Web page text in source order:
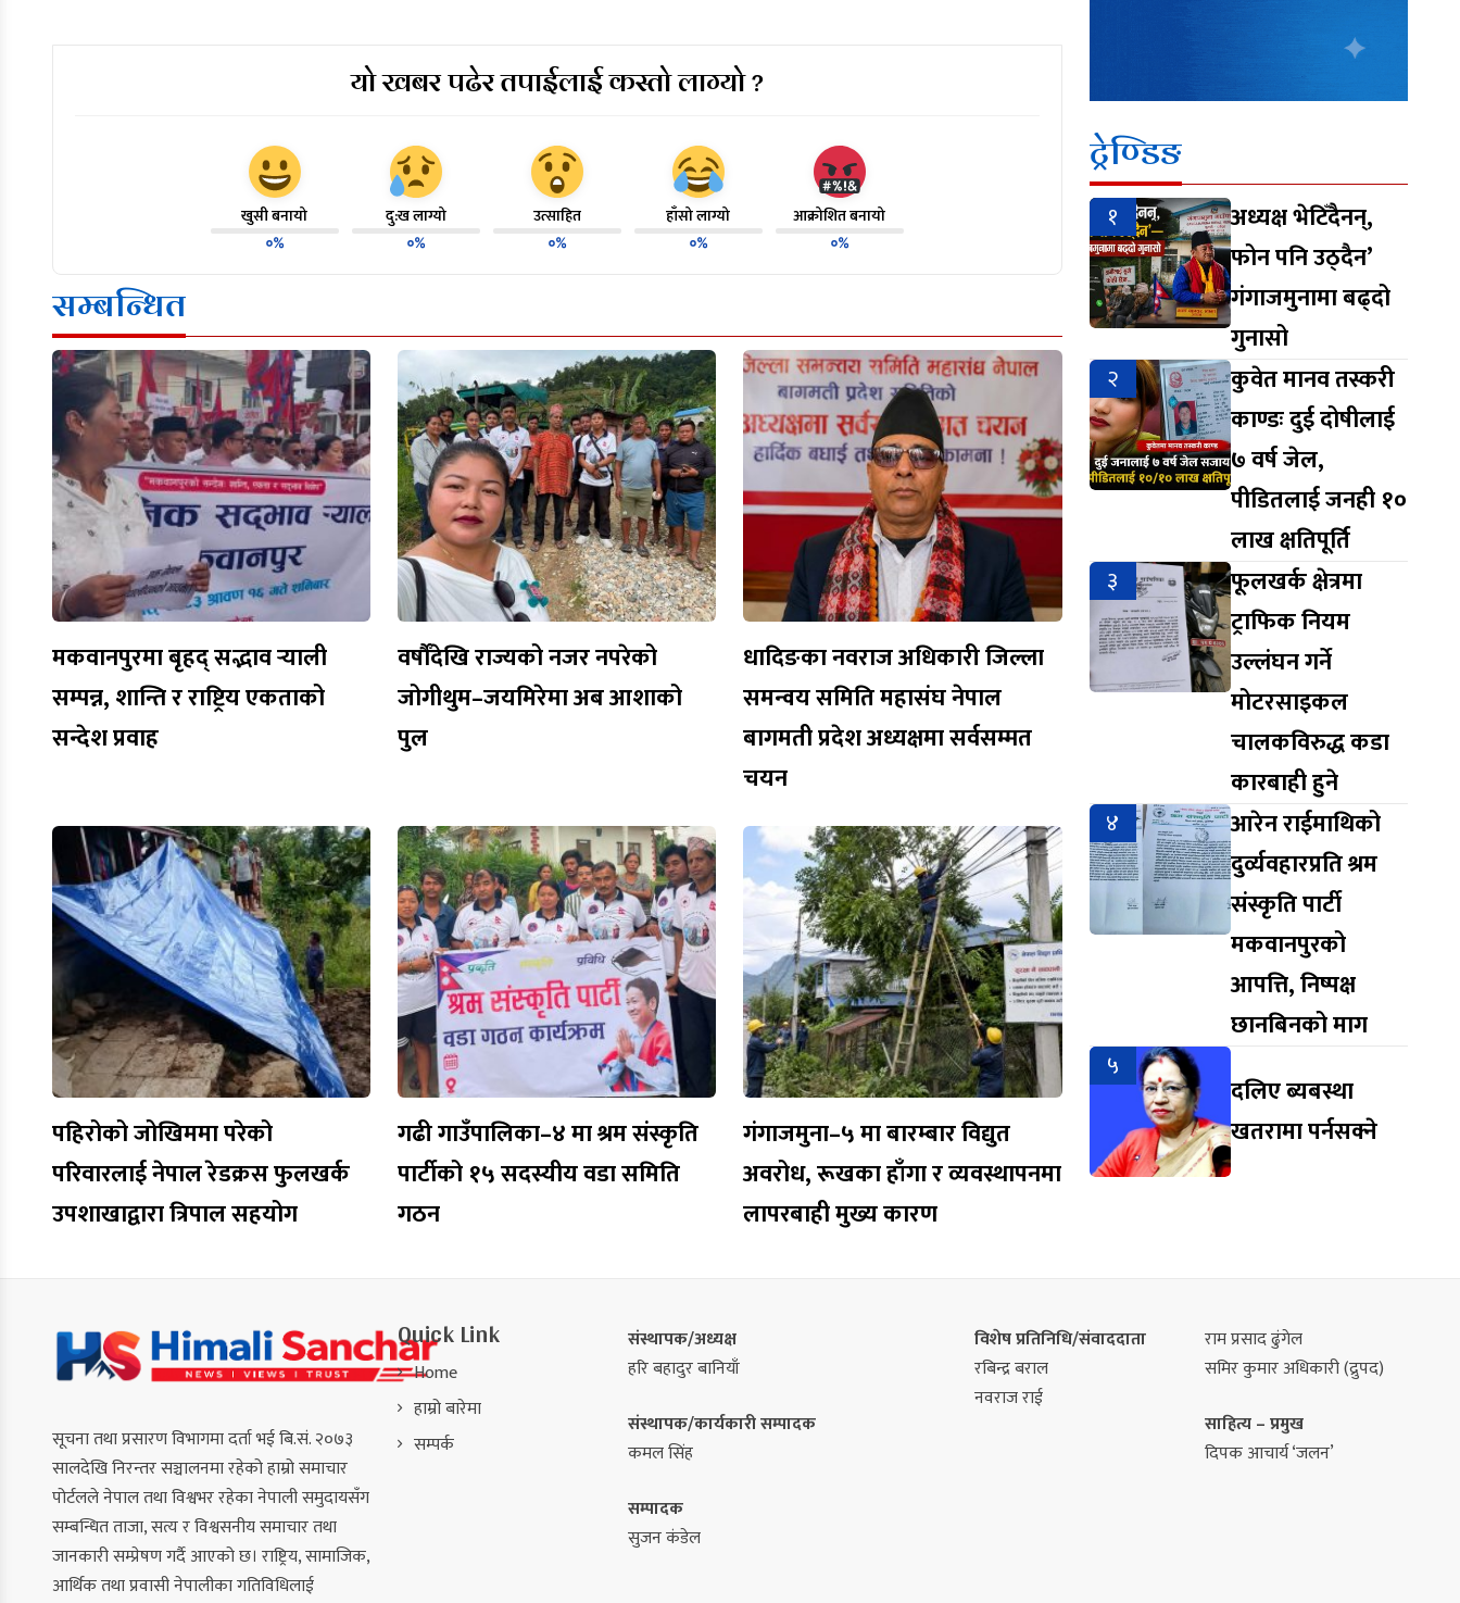
यो खबर पढेर तपाईलाई कस्तो लाग्यो ?
खुसी बनायो
०%
दु:ख लाग्यो
०%
उत्साहित
०%
हाँसो लाग्यो
०%
आक्रोशित बनायो
०%
सम्बन्धित
मकवानपुरमा बृहद् सद्भाव र्‍याली
सम्पन्न, शान्ति र राष्ट्रिय एकताको
सन्देश प्रवाह
वर्षौँदेखि राज्यको नजर नपरेको
जोगीथुम–जयमिरेमा अब आशाको
पुल
धादिङका नवराज अधिकारी जिल्ला
समन्वय समिति महासंघ नेपाल
बागमती प्रदेश अध्यक्षमा सर्वसम्मत
चयन
पहिरोको जोखिममा परेको
परिवारलाई नेपाल रेडक्रस फुलखर्क
उपशाखाद्वारा त्रिपाल सहयोग
गढी गाउँपालिका–४ मा श्रम संस्कृति
पार्टीको १५ सदस्यीय वडा समिति
गठन
गंगाजमुना–५ मा बारम्बार विद्युत
अवरोध, रूखका हाँगा र व्यवस्थापनमा
लापरबाही मुख्य कारण
ट्रेण्डिङ
१
अध्यक्ष भेटिँदैनन्,
फोन पनि उठ्दैन’
गंगाजमुनामा बढ्दो
गुनासो
२
कुवेत मानव तस्करी
काण्डः दुई दोषीलाई
७ वर्ष जेल,
पीडितलाई जनही १०
लाख क्षतिपूर्ति
३
फूलखर्क क्षेत्रमा
ट्राफिक नियम
उल्लंघन गर्ने
मोटरसाइकल
चालकविरुद्ध कडा
कारबाही हुने
४
आरेन राईमाथिको
दुर्व्यवहारप्रति श्रम
संस्कृति पार्टी
मकवानपुरको
आपत्ति, निष्पक्ष
छानबिनको माग
५
दलिए ब्यबस्था
खतरामा पर्नसक्ने
सूचना तथा प्रसारण विभागमा दर्ता भई बि.सं. २०७३
सालदेखि निरन्तर सञ्चालनमा रहेको हाम्रो समाचार
पोर्टलले नेपाल तथा विश्वभर रहेका नेपाली समुदायसँग
सम्बन्धित ताजा, सत्य र विश्वसनीय समाचार तथा
जानकारी सम्प्रेषण गर्दै आएको छ। राष्ट्रिय, सामाजिक,
आर्थिक तथा प्रवासी नेपालीका गतिविधिलाई
Quick Link
Home
हाम्रो बारेमा
सम्पर्क
संस्थापक/अध्यक्ष
हरि बहादुर बानियाँ
संस्थापक/कार्यकारी सम्पादक
कमल सिंह
सम्पादक
सुजन कंडेल
विशेष प्रतिनिधि/संवाददाता
रबिन्द्र बराल
नवराज राई
राम प्रसाद ढुंगेल
समिर कुमार अधिकारी (द्रुपद)
साहित्य – प्रमुख
दिपक आचार्य ‘जलन’